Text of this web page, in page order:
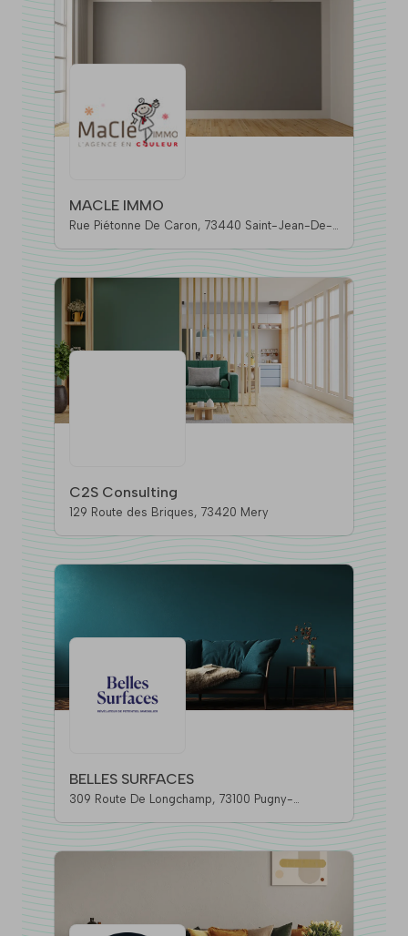
MACLE IMMO
Rue Piétonne De Caron, 73440 Saint-Jean-De-
C2S Consulting
129 Route des Briques, 73420 Mery
BELLES SURFACES
309 Route De Longchamp, 73100 Pugny-